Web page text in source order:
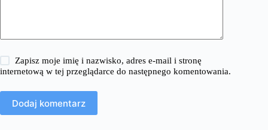
Zapisz moje imię i nazwisko, adres e-mail i stronę
internetową w tej przeglądarce do następnego komentowania.
Dodaj komentarz